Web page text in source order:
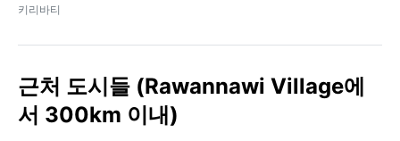
키리바티
근처 도시들 (Rawannawi Village에
서 300km 이내)